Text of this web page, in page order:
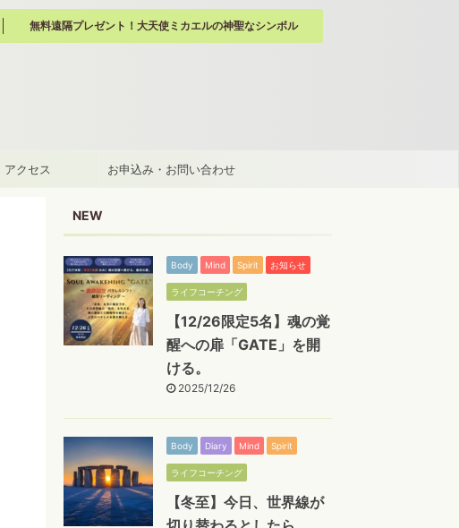
無料遠隔プレゼント！大天使ミカエルの神聖なシンボル
アクセス お申込み・お問い合わせ
NEW
Body Mind Spirit お知らせ
ライフコーチング
【12/26限定5名】魂の覚
醒への扉「GATE」を開
ける。
2025/12/26
Body Diary Mind Spirit
ライフコーチング
【冬至】今日、世界線が